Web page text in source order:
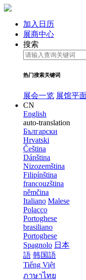
加入日历
展商中心
搜索
热门搜索关键词
展会一览 展馆平
CN
English
auto-translation
Български
Hrvatski
Čeština
Dánština
Nizozemština
Filipínština
francouzština
němčina
Italiano Malese
Polacco
Portoghese
brasiliano
Portoghese
Spagnolo 日本
語 韩国語
Tiếng Việt
ภาษาไทย